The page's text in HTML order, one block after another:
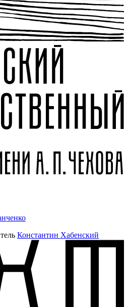
Константин Хабенский